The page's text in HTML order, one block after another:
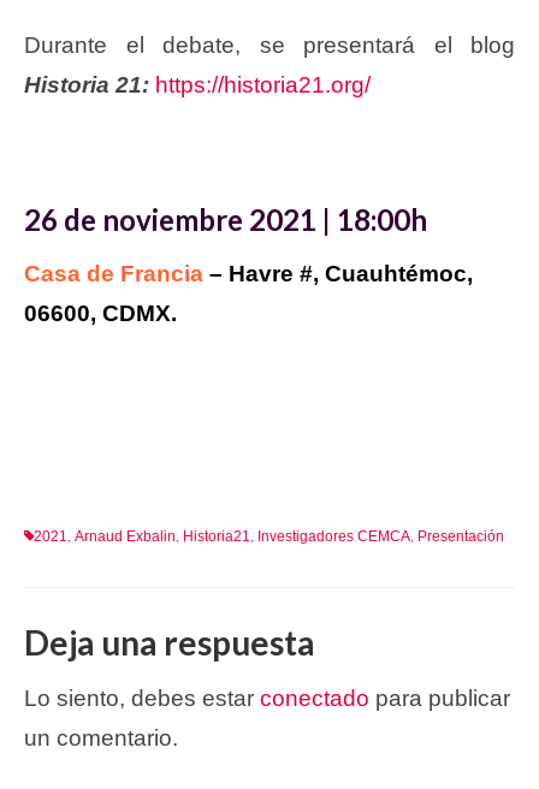
Durante el debate, se presentará el blog
Historia 21: https://historia21.org/
26 de noviembre 2021 | 18:00h
Casa de Francia – Havre #, Cuauhtémoc,
06600, CDMX.
2021 Arnaud Exbalin Historia21 Investigadores CEMCA Presentación
Deja una respuesta
Lo siento, debes estar conectado para publicar
un comentario.